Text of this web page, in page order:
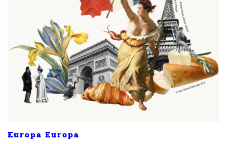
Europa Europa